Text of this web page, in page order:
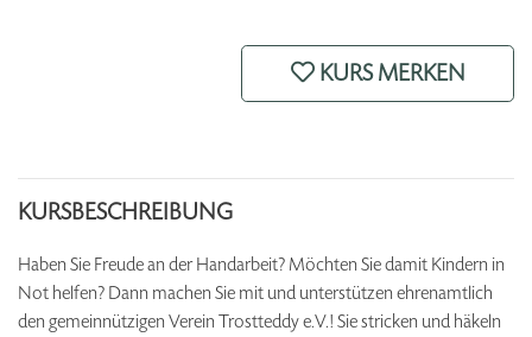
KURS MERKEN
KURSBESCHREIBUNG
Haben Sie Freude an der Handarbeit? Möchten Sie damit Kindern in
Not helfen? Dann machen Sie mit und unterstützen ehrenamtlich
den gemeinnützigen Verein Trostteddy e.V.! Sie stricken und häkeln